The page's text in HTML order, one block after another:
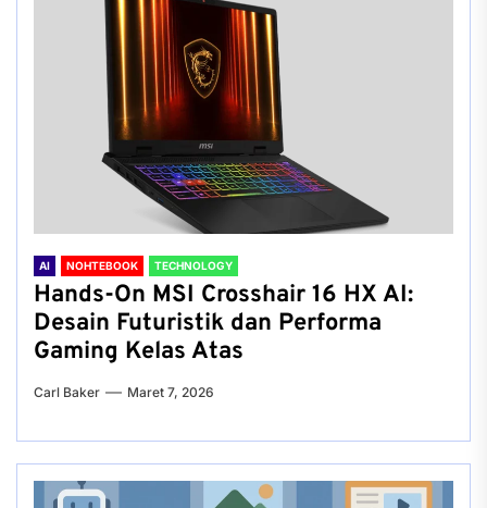
AI NOHTEBOOK TECHNOLOGY
Hands-On MSI Crosshair 16 HX AI:
Desain Futuristik dan Performa
Gaming Kelas Atas
Carl Baker Maret 7, 2026